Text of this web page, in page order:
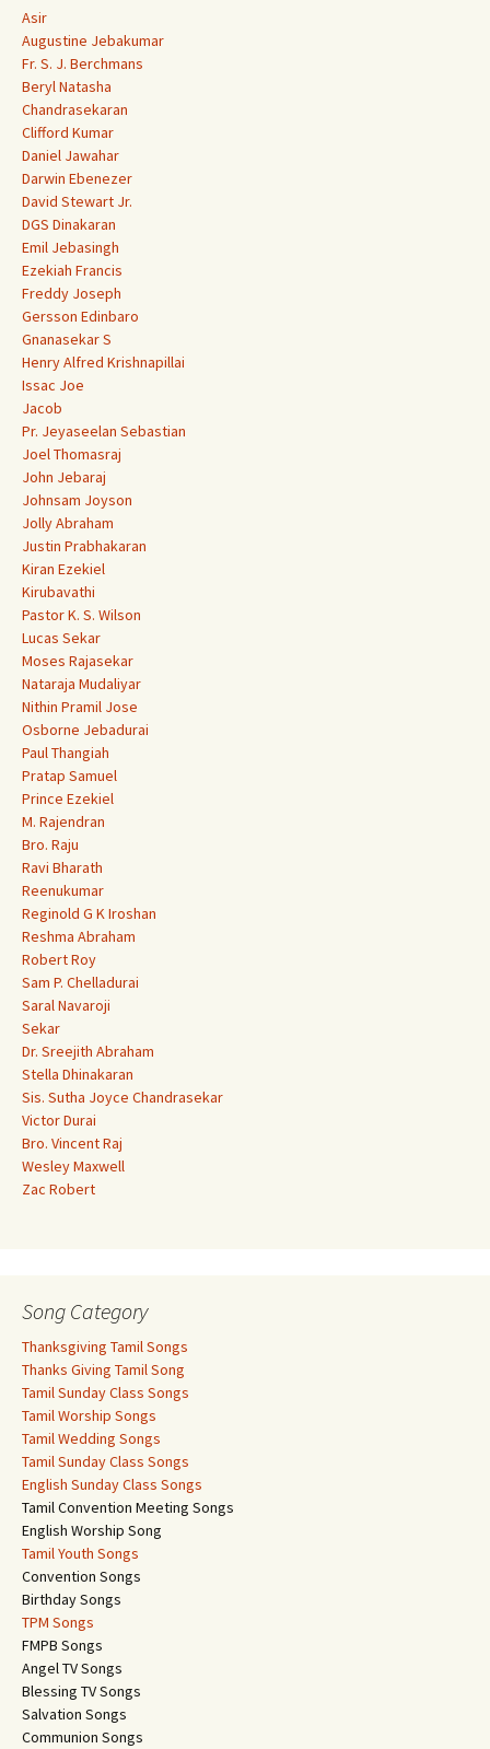
Asir
Augustine Jebakumar
Fr. S. J. Berchmans
Beryl Natasha
Chandrasekaran
Clifford Kumar
Daniel Jawahar
Darwin Ebenezer
David Stewart Jr.
DGS Dinakaran
Emil Jebasingh
Ezekiah Francis
Freddy Joseph
Gersson Edinbaro
Gnanasekar S
Henry Alfred Krishnapillai
Issac Joe
Jacob
Pr. Jeyaseelan Sebastian
Joel Thomasraj
John Jebaraj
Johnsam Joyson
Jolly Abraham
Justin Prabhakaran
Kiran Ezekiel
Kirubavathi
Pastor K. S. Wilson
Lucas Sekar
Moses Rajasekar
Nataraja Mudaliyar
Nithin Pramil Jose
Osborne Jebadurai
Paul Thangiah
Pratap Samuel
Prince Ezekiel
M. Rajendran
Bro. Raju
Ravi Bharath
Reenukumar
Reginold G K Iroshan
Reshma Abraham
Robert Roy
Sam P. Chelladurai
Saral Navaroji
Sekar
Dr. Sreejith Abraham
Stella Dhinakaran
Sis. Sutha Joyce Chandrasekar
Victor Durai
Bro. Vincent Raj
Wesley Maxwell
Zac Robert
Song Category
Thanksgiving Tamil Songs
Thanks Giving Tamil Song
Tamil Sunday Class Songs
Tamil Worship Songs
Tamil Wedding Songs
Tamil Sunday Class Songs
English Sunday Class Songs
Tamil Convention Meeting Songs
English Worship Song
Tamil Youth Songs
Convention Songs
Birthday Songs
TPM Songs
FMPB Songs
Angel TV Songs
Blessing TV Songs
Salvation Songs
Communion Songs